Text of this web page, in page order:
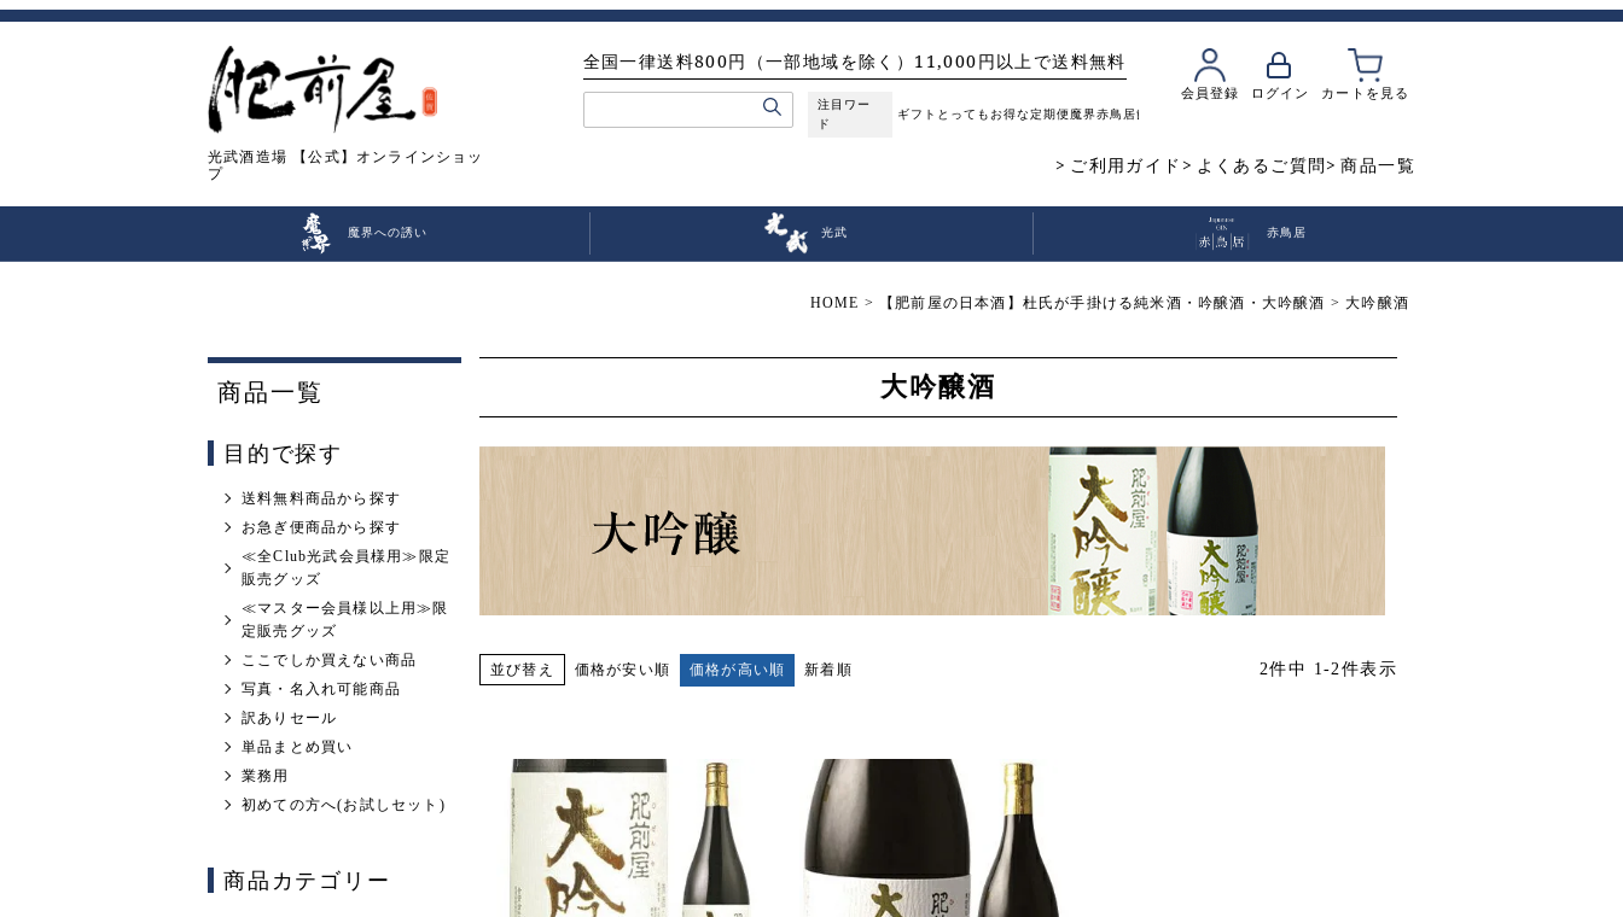
光武酒造場 【公式】オンラインショッ
プ
会員登録 ログイン カートを見る
全国一律送料800円（一部地域を除く）11,000円以上で送料無料
注目ワー
ド
ギフト とってもお得な定期便 魔界赤鳥居飲み比べ
ご利用ガイド よくあるご質問 商品一覧
魔界への誘い 光武 赤鳥居
HOME 【肥前屋の日本酒】杜氏が手掛ける純米酒・吟醸酒・大吟醸酒 大吟醸酒
商品一覧
目的で探す
送料無料商品から探す
お急ぎ便商品から探す
≪全Club光武会員様用≫限定
販売グッズ
≪マスター会員様以上用≫限
定販売グッズ
ここでしか買えない商品
写真・名入れ可能商品
訳ありセール
単品まとめ買い
業務用
初めての方へ(お試しセット)
商品カテゴリー
大吟醸酒
並び替え 価格が安い順 価格が高い順 新着順 2件中 1-2件表示